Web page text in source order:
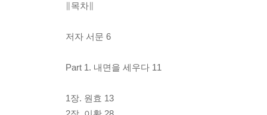
∥목차∥
저자 서문 6
Part 1. 내면을 세우다 11
1장. 원효 13